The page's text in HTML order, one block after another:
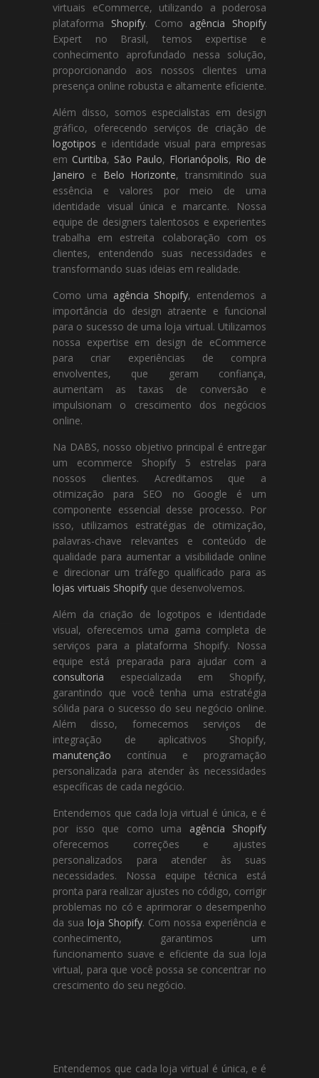
virtuais eCommerce, utilizando a poderosa
plataforma Shopify. Como agência Shopify
Expert no Brasil, temos expertise e
conhecimento aprofundado nessa solução,
proporcionando aos nossos clientes uma
presença online robusta e altamente eficiente.
Além disso, somos especialistas em design
gráfico, oferecendo serviços de criação de
logotipos e identidade visual para empresas
em Curitiba, São Paulo, Florianópolis, Rio de
Janeiro e Belo Horizonte, transmitindo sua
essência e valores por meio de uma
identidade visual única e marcante. Nossa
equipe de designers talentosos e experientes
trabalha em estreita colaboração com os
clientes, entendendo suas necessidades e
transformando suas ideias em realidade.
Como uma agência Shopify, entendemos a
importância do design atraente e funcional
para o sucesso de uma loja virtual. Utilizamos
nossa expertise em design de eCommerce
para criar experiências de compra
envolventes, que geram confiança,
aumentam as taxas de conversão e
impulsionam o crescimento dos negócios
online.
Na DABS, nosso objetivo principal é entregar
um ecommerce Shopify 5 estrelas para
nossos clientes. Acreditamos que a
otimização para SEO no Google é um
componente essencial desse processo. Por
isso, utilizamos estratégias de otimização,
palavras-chave relevantes e conteúdo de
qualidade para aumentar a visibilidade online
e direcionar um tráfego qualificado para as
lojas virtuais Shopify que desenvolvemos.
Além da criação de logotipos e identidade
visual, oferecemos uma gama completa de
serviços para a plataforma Shopify. Nossa
equipe está preparada para ajudar com a
consultoria especializada em Shopify,
garantindo que você tenha uma estratégia
sólida para o sucesso do seu negócio online.
Além disso, fornecemos serviços de
integração de aplicativos Shopify,
manutenção contínua e programação
personalizada para atender às necessidades
específicas de cada negócio.
Entendemos que cada loja virtual é única, e é
por isso que como uma agência Shopify
oferecemos correções e ajustes
personalizados para atender às suas
necessidades. Nossa equipe técnica está
pronta para realizar ajustes no código, corrigir
problemas no có e aprimorar o desempenho
da sua loja Shopify. Com nossa experiência e
conhecimento, garantimos um
funcionamento suave e eficiente da sua loja
virtual, para que você possa se concentrar no
crescimento do seu negócio.
Entendemos que cada loja virtual é única, e é